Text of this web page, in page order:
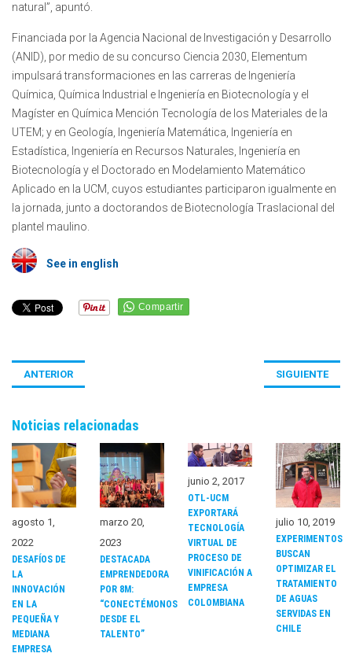
natural”, apuntó.
Financiada por la Agencia Nacional de Investigación y Desarrollo
(ANID), por medio de su concurso Ciencia 2030, Elementum
impulsará transformaciones en las carreras de Ingeniería
Química, Química Industrial e Ingeniería en Biotecnología y el
Magíster en Química Mención Tecnología de los Materiales de la
UTEM; y en Geología, Ingeniería Matemática, Ingeniería en
Estadística, Ingeniería en Recursos Naturales, Ingeniería en
Biotecnología y el Doctorado en Modelamiento Matemático
Aplicado en la UCM, cuyos estudiantes participaron igualmente en
la jornada, junto a doctorandos de Biotecnología Traslacional del
plantel maulino.
See in english
ANTERIOR SIGUIENTE
Noticias relacionadas
agosto 1,
2022
DESAFÍOS DE
LA
INNOVACIÓN
EN LA
PEQUEÑA Y
MEDIANA
EMPRESA
marzo 20,
2023
DESTACADA
EMPRENDEDORA
POR 8M:
“CONECTÉMONOS
DESDE EL
TALENTO”
junio 2, 2017
OTL-UCM
EXPORTARÁ
TECNOLOGÍA
VIRTUAL DE
PROCESO DE
VINIFICACIÓN A
EMPRESA
COLOMBIANA
julio 10, 2019
EXPERIMENTOS
BUSCAN
OPTIMIZAR EL
TRATAMIENTO
DE AGUAS
SERVIDAS EN
CHILE